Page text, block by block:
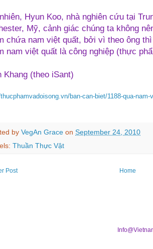
Hyun Koo, nhà nghiên cứu tại
Mỹ, cảnh giác chúng ta không
chứa nam việt quất, bởi vì theo ông
nam việt quất là công nghiệp (thực
Khang (theo iSant)
ban-can-biet/1188-qua-
by VegAn Grace on September 24, 2010
Thuần Thực Vật
Post Home